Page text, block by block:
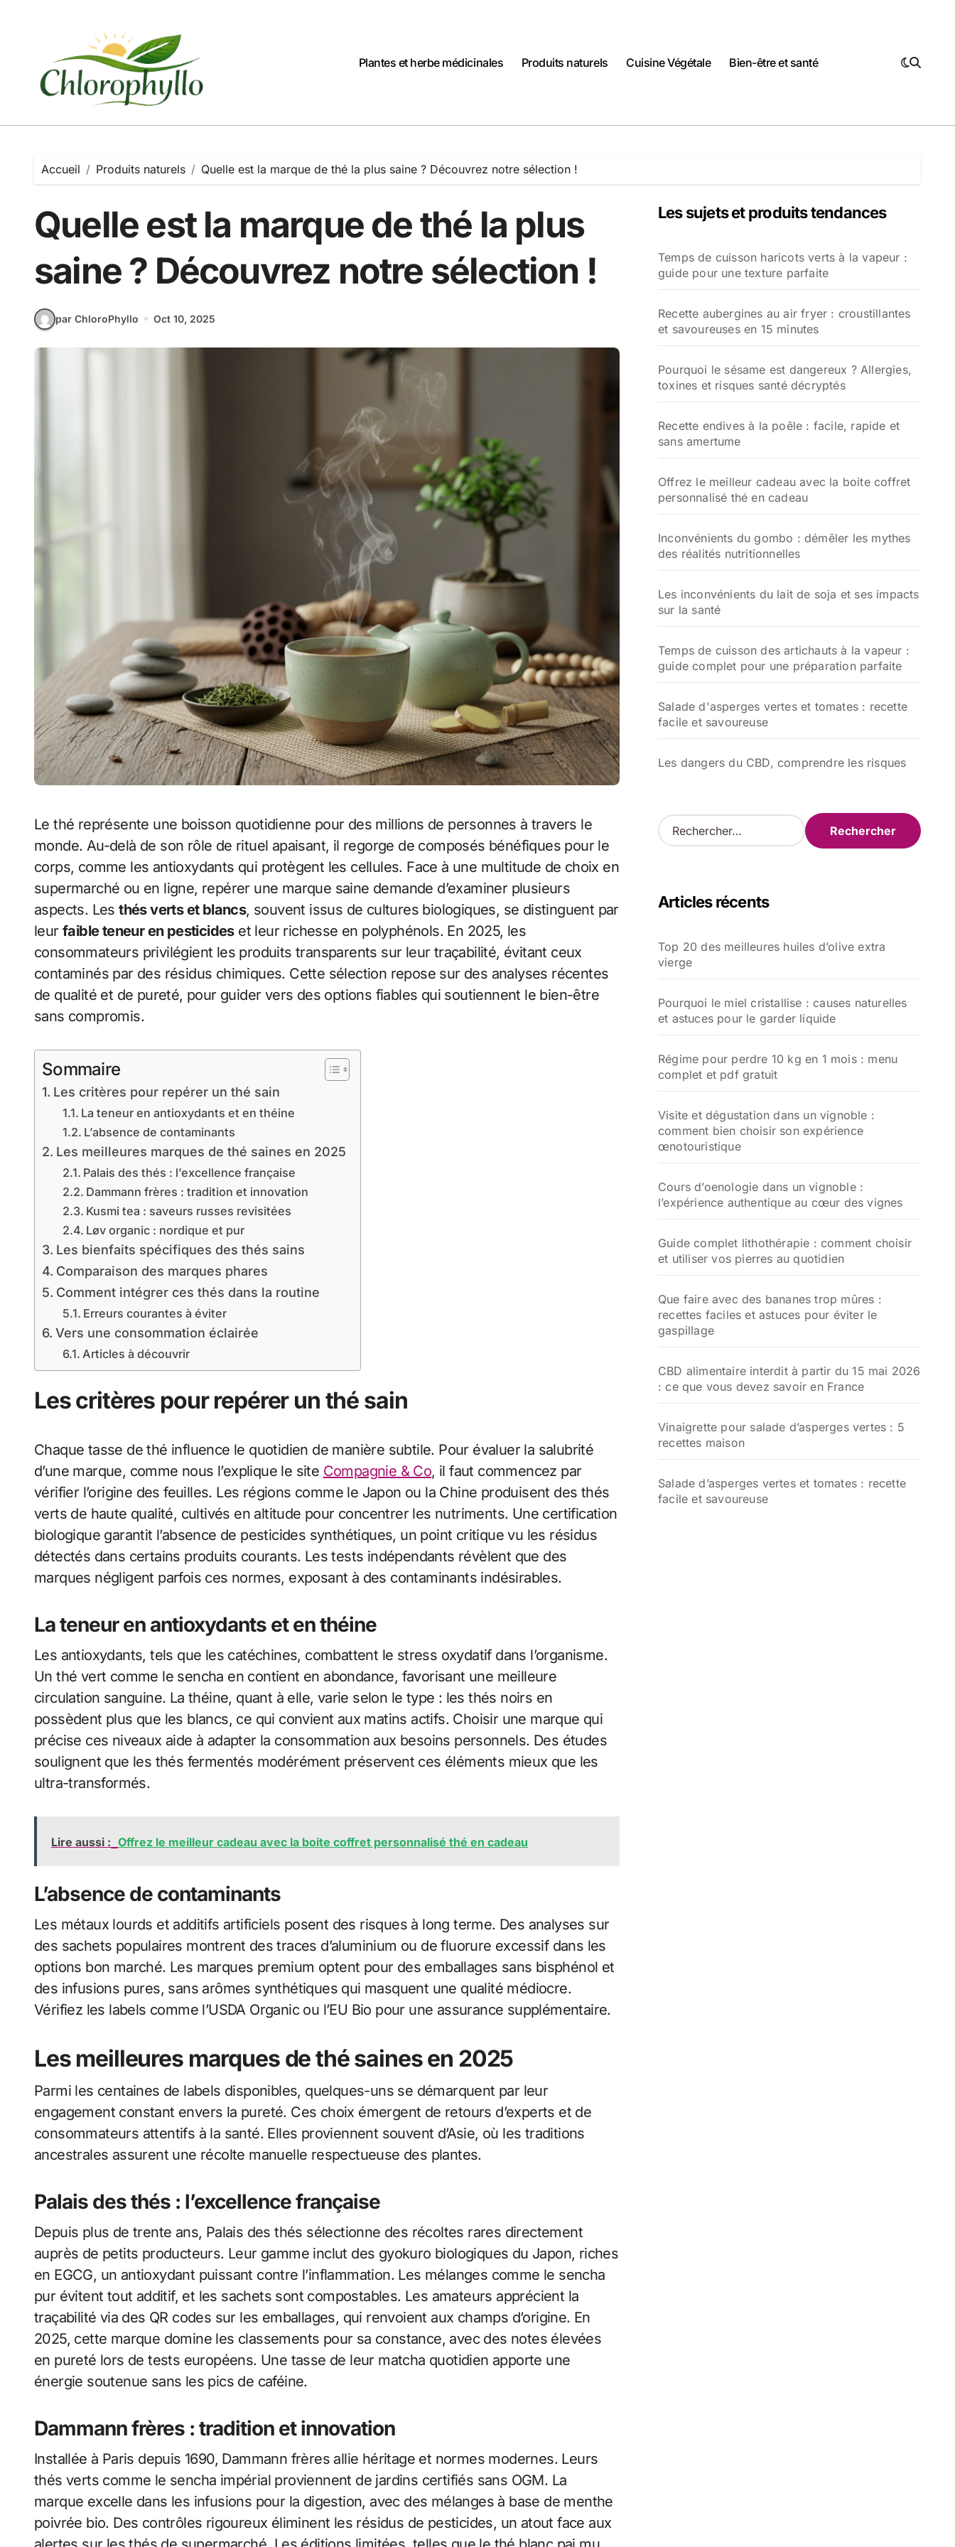
Plantes et herbe médicinales
Produits naturels Cuisine Végétale Bien-être et santé
Accueil Produits naturels Quelle est la marque de thé la plus saine ? Découvrez notre sélection !
Quelle est la marque de thé la plus
saine ? Découvrez notre sélection !
par ChloroPhyllo Oct 10, 2025
Le thé représente une boisson quotidienne pour des millions de personnes à travers le
monde. Au-delà de son rôle de rituel apaisant, il regorge de composés bénéfiques pour le
corps, comme les antioxydants qui protègent les cellules. Face à une multitude de choix en
supermarché ou en ligne, repérer une marque saine demande d’examiner plusieurs
aspects. Lesthés verts et blancs, souvent issus de cultures biologiques, se distinguent par
leur faible teneur en pesticideset leur richesse en polyphénols. En 2025, les
consommateurs privilégient les produits transparents sur leur traçabilité, évitant ceux
contaminés par des résidus chimiques. Cette sélection repose sur des analyses récentes
de qualité et de pureté, pour guider vers des options fiables qui soutiennent le bien-être
sans compromis.
Sommaire
Les critères pour repérer un thé sain
La teneur en antioxydants et en théine
L’absence de contaminants
Les meilleures marques de thé saines en 2025
Palais des thés : l’excellence française
Dammann frères : tradition et innovation
Kusmi tea : saveurs russes revisitées
Løv organic : nordique et pur
Les bienfaits spécifiques des thés sains
Comparaison des marques phares
Comment intégrer ces thés dans la routine
Erreurs courantes à éviter
Vers une consommation éclairée
Articles à découvrir
Les critères pour repérer un thé sain
Chaque tasse de thé influence le quotidien de manière subtile. Pour évaluer la salubrité
d’une marque, comme nous l’explique le site Compagnie & Co, il faut commencez par
vérifier l’origine des feuilles. Les régions comme le Japon ou la Chine produisent des thés
verts de haute qualité, cultivés en altitude pour concentrer les nutriments. Une certification
biologique garantit l’absence de pesticides synthétiques, un point critique vu les résidus
détectés dans certains produits courants. Les tests indépendants révèlent que des
marques négligent parfois ces normes, exposant à des contaminants indésirables.
La teneur en antioxydants et en théine
Les antioxydants, tels que les catéchines, combattent le stress oxydatif dans l’organisme.
Un thé vert comme le sencha en contient en abondance, favorisant une meilleure
circulation sanguine. La théine, quant à elle, varie selon le type : les thés noirs en
possèdent plus que les blancs, ce qui convient aux matins actifs. Choisir une marque qui
précise ces niveaux aide à adapter la consommation aux besoins personnels. Des études
soulignent que les thés fermentés modérément préservent ces éléments mieux que les
ultra-transformés.
Lire aussi : Offrez le meilleur cadeau avec la boite coffret personnalisé thé en cadeau
L’absence de contaminants
Les métaux lourds et additifs artificiels posent des risques à long terme. Des analyses sur
des sachets populaires montrent des traces d’aluminium ou de fluorure excessif dans les
options bon marché. Les marques premium optent pour des emballages sans bisphénol et
des infusions pures, sans arômes synthétiques qui masquent une qualité médiocre.
Vérifiez les labels comme l’USDA Organic ou l’EU Bio pour une assurance supplémentaire.
Les meilleures marques de thé saines en 2025
Parmi les centaines de labels disponibles, quelques-uns se démarquent par leur
engagement constant envers la pureté. Ces choix émergent de retours d’experts et de
consommateurs attentifs à la santé. Elles proviennent souvent d’Asie, où les traditions
ancestrales assurent une récolte manuelle respectueuse des plantes.
Palais des thés : l’excellence française
Depuis plus de trente ans, Palais des thés sélectionne des récoltes rares directement
auprès de petits producteurs. Leur gamme inclut des gyokuro biologiques du Japon, riches
en EGCG, un antioxydant puissant contre l’inflammation. Les mélanges comme le sencha
pur évitent tout additif, et les sachets sont compostables. Les amateurs apprécient la
traçabilité via des QR codes sur les emballages, qui renvoient aux champs d’origine. En
2025, cette marque domine les classements pour sa constance, avec des notes élevées
en pureté lors de tests européens. Une tasse de leur matcha quotidien apporte une
énergie soutenue sans les pics de caféine.
Dammann frères : tradition et innovation
Installée à Paris depuis 1690, Dammann frères allie héritage et normes modernes. Leurs
thés verts comme le sencha impérial proviennent de jardins certifiés sans OGM. La
marque excelle dans les infusions pour la digestion, avec des mélanges à base de menthe
poivrée bio. Des contrôles rigoureux éliminent les résidus de pesticides, un atout face aux
Les sujets et produits tendances
Temps de cuisson haricots verts à la vapeur :
guide pour une texture parfaite
Recette aubergines au air fryer : croustillantes
et savoureuses en 15 minutes
Pourquoi le sésame est dangereux ? Allergies,
toxines et risques santé décryptés
Recette endives à la poêle : facile, rapide et
sans amertume
Offrez le meilleur cadeau avec la boite coffret
personnalisé thé en cadeau
Inconvénients du gombo : démêler les mythes
des réalités nutritionnelles
Les inconvénients du lait de soja et ses impacts
sur la santé
Temps de cuisson des artichauts à la vapeur :
guide complet pour une préparation parfaite
Salade d'asperges vertes et tomates : recette
facile et savoureuse
Les dangers du CBD, comprendre les risques
R
e
r
e
r
Articles récents
Top 20 des meilleures huiles d’olive extra
vierge
Pourquoi le miel cristallise : causes naturelles
et astuces pour le garder liquide
Régime pour perdre 10 kg en 1 mois : menu
complet et pdf gratuit
Visite et dégustation dans un vignoble :
comment bien choisir son expérience
œnotouristique
Cours d’oenologie dans un vignoble :
l’expérience authentique au cœur des vignes
Guide complet lithothérapie : comment choisir
et utiliser vos pierres au quotidien
Que faire avec des bananes trop mûres :
recettes faciles et astuces pour éviter le
gaspillage
CBD alimentaire interdit à partir du 15 mai 2026
: ce que vous devez savoir en France
Vinaigrette pour salade d’asperges vertes : 5
recettes maison
Salade d’asperges vertes et tomates : recette
facile et savoureuse